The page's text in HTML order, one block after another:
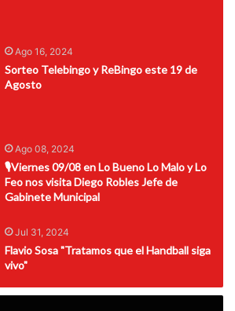
Ago 16, 2024
Sorteo Telebingo y ReBingo este 19 de
Agosto
Ago 08, 2024
🎙Viernes 09/08 en Lo Bueno Lo Malo y Lo
Feo nos visita Diego Robles Jefe de
Gabinete Municipal
Jul 31, 2024
Flavio Sosa "Tratamos que el Handball siga
vivo"